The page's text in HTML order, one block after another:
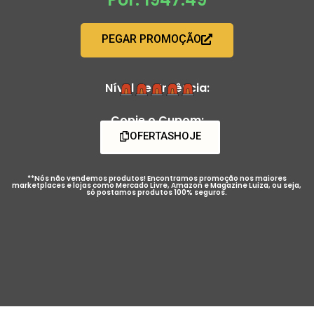
PEGAR PROMOÇÃO
Nível de Urgência:
Copie o Cupom:
OFERTASHOJE
**Nós não vendemos produtos! Encontramos promoção nos maiores
marketplaces e lojas como Mercado Livre, Amazon e Magazine Luiza, ou seja,
só postamos produtos 100% seguros.